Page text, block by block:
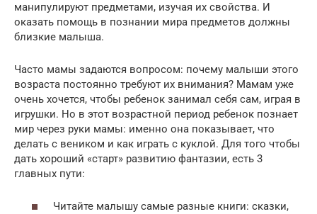
манипулируют предметами, изучая их свойства. И
оказать помощь в познании мира предметов должны
близкие малыша.
Часто мамы задаются вопросом: почему малыши этого
возраста постоянно требуют их внимания? Мамам уже
очень хочется, чтобы ребенок занимал себя сам, играя в
игрушки. Но в этот возрастной период ребенок познает
мир через руки мамы: именно она показывает, что
делать с веником и как играть с куклой. Для того чтобы
дать хороший «старт» развитию фантазии, есть 3
главных пути:
Читайте малышу самые разные книги: сказки,